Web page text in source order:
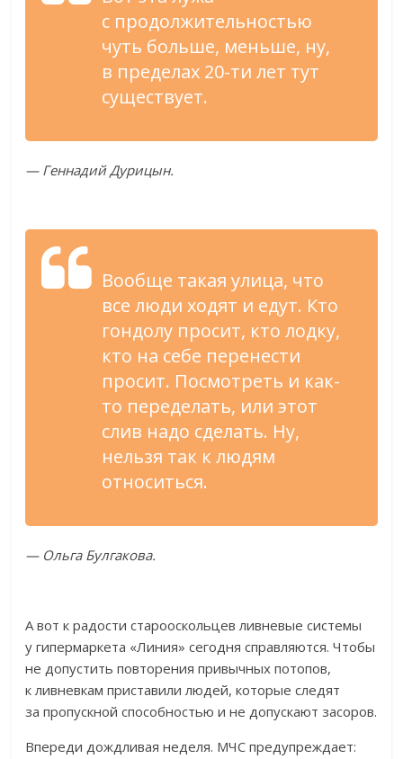
с продолжительностью
чуть больше, меньше, ну,
в пределах 20-ти лет тут
существует.
— Геннадий Дурицын.
Вообще такая улица, что
все люди ходят и едут. Кто
гондолу просит, кто лодку,
кто на себе перенести
просит. Посмотреть и как-
то переделать, или этот
слив надо сделать. Ну,
нельзя так к людям
относиться.
— Ольга Булгакова.
А вот к радости старооскольцев ливневые системы
у гипермаркета «Линия» сегодня справляются. Чтобы
не допустить повторения привычных потопов,
к ливневкам приставили людей, которые следят
за пропускной способностью и не допускают засоров.
Впереди дождливая неделя. МЧС предупреждает: